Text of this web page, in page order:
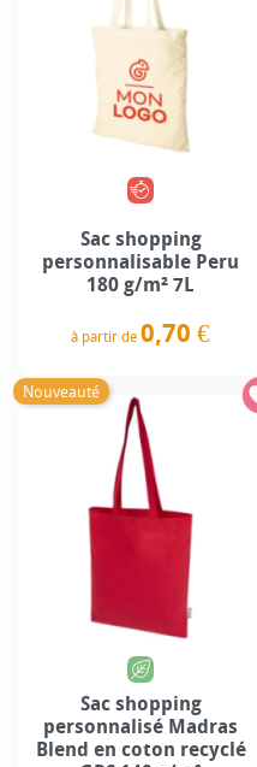
Sac shopping
personnalisable Peru
180 g/m² 7L
à partir de 0,70 €
Nouveauté
Sac shopping
personnalisé Madras
Blend en coton recyclé